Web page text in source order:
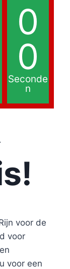
0
0
Seconde
n
voor de
voor
voor een